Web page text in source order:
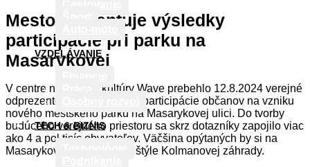
VZDELÁVANIE
TECH & BIZNIS
Mesto prezentuje výsledky
participácie pri parku na
Masarykovej
V centre nezávislej kultúry Wave prebehlo 12.8.2024 verejné
odprezentovanie výsledkov participácie občanov na vzniku
nového mestského parku na Masarykovej ulici. Do tvorby
budúceho verejného priestoru sa skrz dotazníky zapojilo viac
ako 4 a pol tisíc obyvateľov. Väčšina opýtaných by si na
Masarykovej želala park v štýle Kolmanovej záhrady.